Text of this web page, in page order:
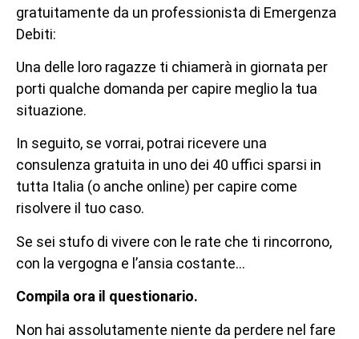
gratuitamente da un professionista di Emergenza
Debiti:
Una delle loro ragazze ti chiamerà in giornata per
porti qualche domanda per capire meglio la tua
situazione.
In seguito, se vorrai, potrai ricevere una
consulenza gratuita in uno dei 40 uffici sparsi in
tutta Italia (o anche online) per capire come
risolvere il tuo caso.
Se sei stufo di vivere con le rate che ti rincorrono,
con la vergogna e l’ansia costante…
Compila ora il questionario.
Non hai assolutamente niente da perdere nel fare